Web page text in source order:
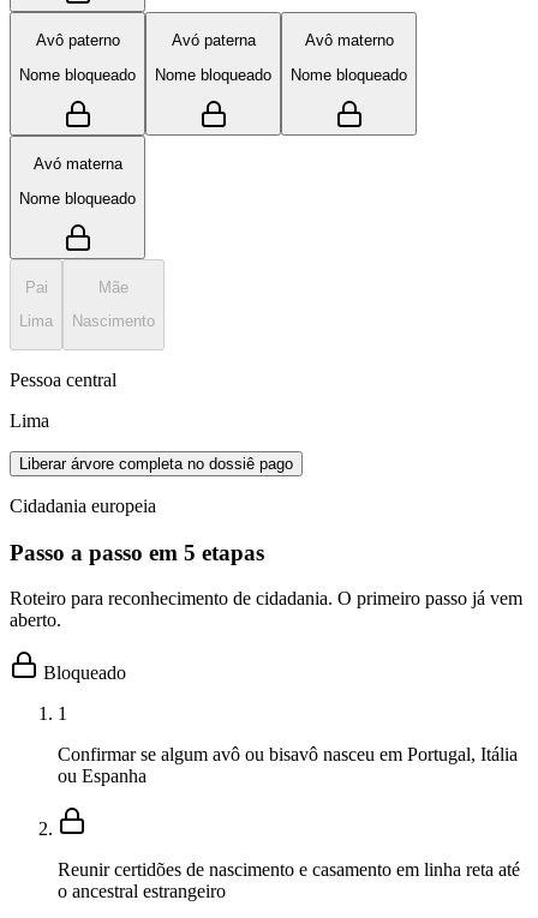
Avô paterno
Nome bloqueado
Avó paterna
Nome bloqueado
Avô materno
Nome bloqueado
Avó materna
Nome bloqueado
Pai
Lima
Mãe
Nascimento
Pessoa central
Lima
Liberar árvore completa no dossiê pago
Cidadania europeia
Passo a passo em 5 etapas
Roteiro para reconhecimento de cidadania. O primeiro passo já vem
aberto.
Bloqueado
1
Confirmar se algum avô ou bisavô nasceu em Portugal, Itália
ou Espanha
Reunir certidões de nascimento e casamento em linha reta até
o ancestral estrangeiro